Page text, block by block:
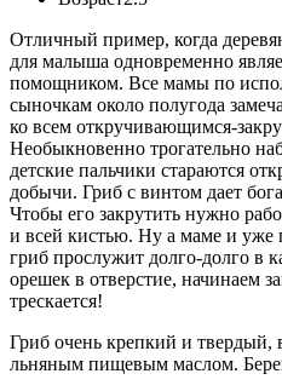
Отличный пример, когда
для малыша одновременно
помощником. Все мамы по
сыночкам около полугода
ко всем откручивающимся-
Необыкновенно трогательно
детские пальчики стараются
добычи. Гриб с винтом дает
Чтобы его закрутить нужно
и всей кистью. Ну а маме и
гриб прослужит долго-долго в
орешек в отверстие, начинаем
трескается!
Гриб очень крепкий и твердый,
льняным пищевым маслом.